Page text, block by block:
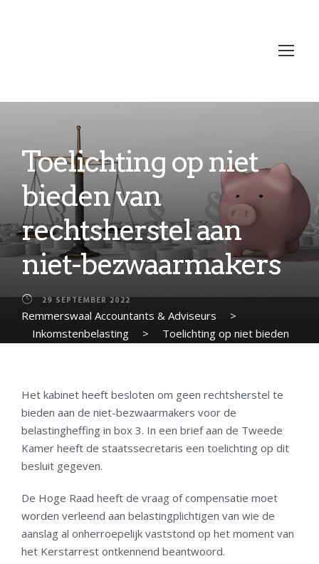
Toelichting op niet
bieden van
rechtsherstel aan
niet-bezwaarmakers
29 SEPTEMBER 2022
Remmerswaal Accountants & Adviseurs
>
Inkomstenbelasting
>
Toelichting op niet bieden
Het kabinet heeft besloten om geen rechtsherstel te
bieden aan de niet-bezwaarmakers voor de
belastingheffing in box 3. In een brief aan de Tweede
Kamer heeft de staatssecretaris een toelichting op dit
besluit gegeven.
De Hoge Raad heeft de vraag of compensatie moet
worden verleend aan belastingplichtigen van wie de
aanslag al onherroepelijk vaststond op het moment van
het Kerstarrest ontkennend beantwoord.